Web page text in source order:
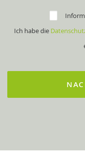
Ich habe die